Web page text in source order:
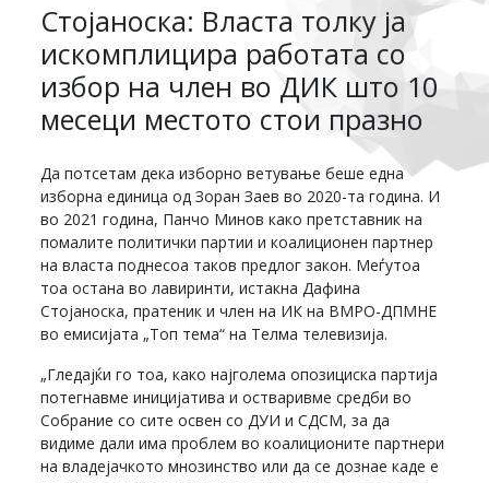
Стојаноска: Власта толку ја
искомплицира работата со
избор на член во ДИК што 10
месеци местото стои празно
Да потсетам дека изборно ветување беше една
изборна единица од Зоран Заев во 2020-та година. И
во 2021 година, Панчо Минов како претставник на
помалите политички партии и коалиционен партнер
на власта поднесоа таков предлог закон. Меѓутоа
тоа остана во лавиринти, истакна Дафина
Стојаноска, пратеник и член на ИК на ВМРО-ДПМНЕ
во емисијата „Топ тема“ на Телма телевизија.
„Гледајќи го тоа, како најголема опозициска партија
потегнавме иницијатива и остваривме средби во
Собрание со сите освен со ДУИ и СДСМ, за да
видиме дали има проблем во коалиционите партнери
на владејачкото мнозинство или да се дознае каде е